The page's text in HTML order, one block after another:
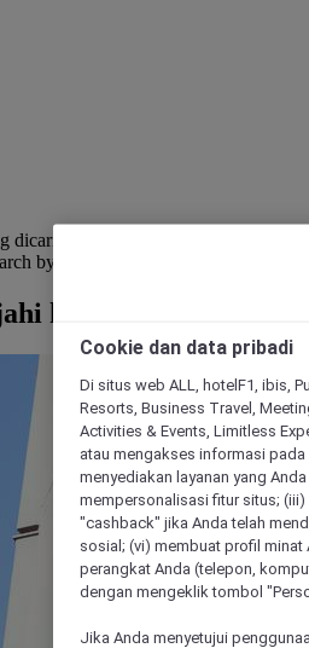
dicari
by categories
hotel
Cookie dan data pribadi
Di situs web ALL, hotelF1, ibis,
Resorts, Business Travel,
Activities & Events, Limitless
atau mengakses informasi
menyediakan layanan yang
mempersonalisasi fitur situs;
"cashback" jika Anda telah
sosial; (vi) membuat profil
perangkat Anda (telepon,
dengan mengeklik tombol
Jika Anda menyetujui